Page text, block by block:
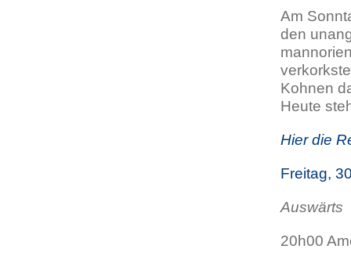
Am
den
Kohnen
Heute
Hier die
Freitag,
Auswärts
20h00